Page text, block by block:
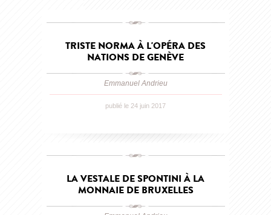
TRISTE NORMA À L'OPÉRA DES
NATIONS DE GENÈVE
Emmanuel Andrieu
publié le 24 juin 2017
LA VESTALE DE SPONTINI À LA
MONNAIE DE BRUXELLES